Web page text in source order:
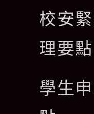
校安
理要點
學生